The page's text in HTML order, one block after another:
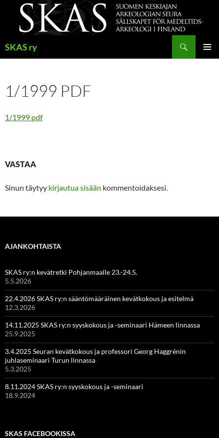
sisältöön
SKAS ry
1/1999 PDF
1/1999 pdf
VASTAA
Sinun täytyy kirjautua sisään kommentoidaksesi.
AJANKOHTAISTA
SKAS ry:n kevätretki Pohjanmaalle 23.-24.5.
5.5.2026
22.4.2026 SKAS ry:n sääntömääräinen kevätkokous ja esitelmä
12.3.2026
14.11.2025 SKAS ry:n syyskokous ja -seminaari Hämeen linnassa
25.9.2025
3.4.2025 Seuran kevätkokous ja professori Georg Haggrénin
juhlaseminaari Turun linnassa
5.3.2025
8.11.2024 SKAS ry:n syyskokous ja -seminaari
18.9.2024
SKAS FACEBOOKISSA